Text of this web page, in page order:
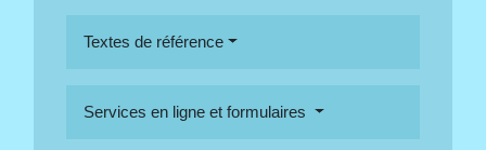
Textes de référence
Services en ligne et formulaires